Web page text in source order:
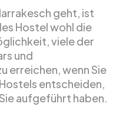
geht, ist
Hostel wohl die
viele der
und
erreichen, wenn Sie
entscheiden,
aufgeführt haben.